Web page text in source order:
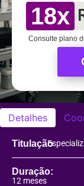
18x
Consulte plano
Detalhes
Titulação
Duração:
12 meses